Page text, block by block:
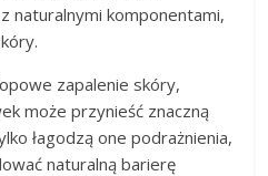
naturalnymi komponentami,
zapalenie skóry,
może przynieść znaczną
łagodzą one podrażnienia,
naturalną barierę